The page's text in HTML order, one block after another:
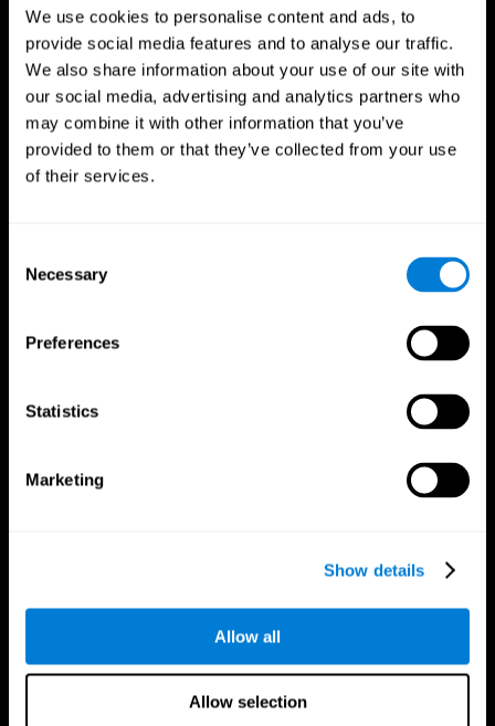
We use cookies to personalise content and ads, to
provide social media features and to analyse our traffic.
We also share information about your use of our site with
our social media, advertising and analytics partners who
may combine it with other information that you’ve
provided to them or that they’ve collected from your use
of their services.
Selection
Necessary
Preferences
Statistics
Marketing
Show details
Allow all
Allow selection
Beneficios para
profesionales del deporte
Toma de decisiones más rápida
Investigadores de Frontiers in Psychology encontraron
que el entrenamiento cognitivo puede mejorar
Concentración mejorada
Psychology informó de un enfoque mejorado y la
Mejora tus tiempos de reacción y precisión. Esto no solo
eleva tu rendimiento, sino que también puede reducir el
Mejor estrategia y planificación
Visualiza jugadas complejas con claridad, anticipa los
movimientos de los oponentes y elabora estrategias con
Comienza ahora